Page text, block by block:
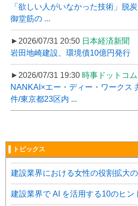
「欲しい人がいなかった技術」脱
御堂筋の ...
►2026/07/31 20:50 日本経済新聞
岩田地崎建設、環境債10億円発行
►2026/07/31 19:30 時事ドットコム
NANKAI×エー・ディー・ワークス
件/東京都23区内 ...
▌トピックス
建設業界における女性の役割拡大
建設業界で AI を活用する10のヒン